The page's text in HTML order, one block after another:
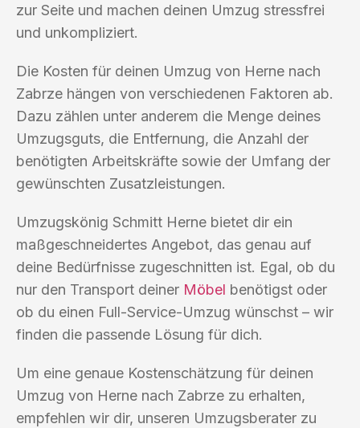
zur Seite und machen deinen Umzug stressfrei
und unkompliziert.
Die Kosten für deinen Umzug von Herne nach
Zabrze hängen von verschiedenen Faktoren ab.
Dazu zählen unter anderem die Menge deines
Umzugsguts, die Entfernung, die Anzahl der
benötigten Arbeitskräfte sowie der Umfang der
gewünschten Zusatzleistungen.
Umzugskönig Schmitt Herne bietet dir ein
maßgeschneidertes Angebot, das genau auf
deine Bedürfnisse zugeschnitten ist. Egal, ob du
nur den Transport deiner Möbel benötigst oder
ob du einen Full-Service-Umzug wünschst – wir
finden die passende Lösung für dich.
Um eine genaue Kostenschätzung für deinen
Umzug von Herne nach Zabrze zu erhalten,
empfehlen wir dir, unseren Umzugsberater zu